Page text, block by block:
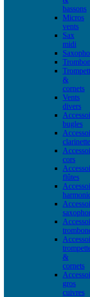
bassons
Micros
vents
Sax
midi
&
cornets
Vents
divers
bugles
cors
flûtes
&
cornets
gros
cuivres